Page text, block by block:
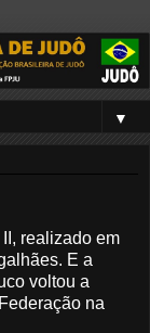
▼
realizado em
E a
voltou a
na